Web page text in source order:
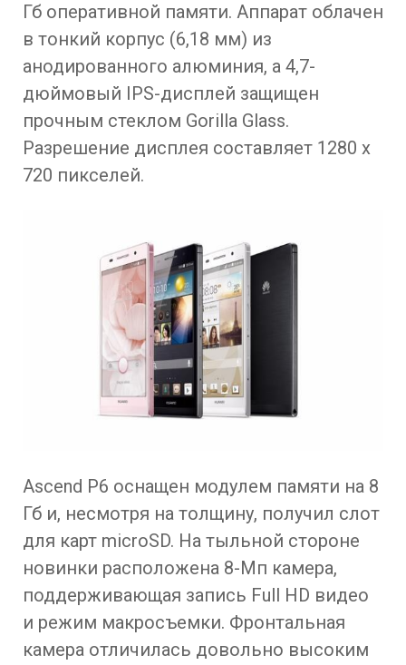
Гб оперативной памяти. Аппарат облачен
в тонкий корпус (6,18 мм) из
анодированного алюминия, а 4,7-
дюймовый IPS-дисплей защищен
прочным стеклом Gorilla Glass.
Разрешение дисплея составляет 1280 x
720 пикселей.
Ascend P6 оснащен модулем памяти на 8
Гб и, несмотря на толщину, получил слот
для карт microSD. На тыльной стороне
новинки расположена 8-Мп камера,
поддерживающая запись Full HD видео
и режим макросъемки. Фронтальная
камера отличилась довольно высоким